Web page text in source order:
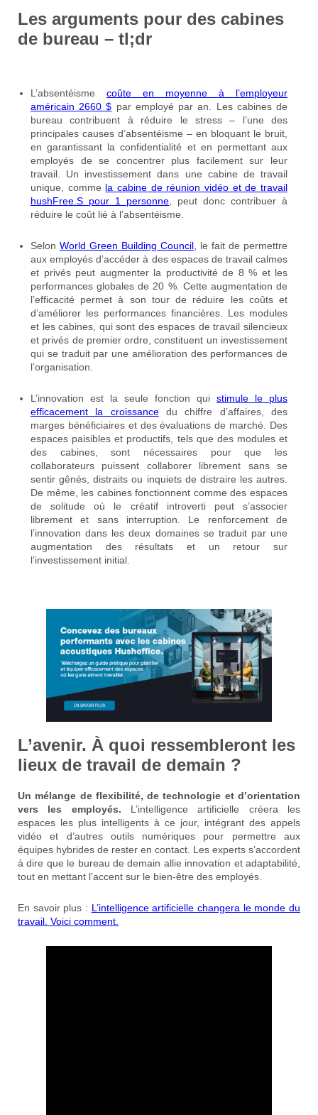
Les arguments pour des cabines
de bureau – tl;dr
L’absentéisme coûte en moyenne à l’employeur
américain 2660 $ par employé par an. Les cabines de
bureau contribuent à réduire le stress – l’une des
principales causes d’absentéisme – en bloquant le bruit,
en garantissant la confidentialité et en permettant aux
employés de se concentrer plus facilement sur leur
travail. Un investissement dans une cabine de travail
unique, comme la cabine de réunion vidéo et de travail
hushFree.S pour 1 personne , peut donc contribuer à
réduire le coût lié à l’absentéisme.
Selon World Green Building Council,
le fait de permettre
aux employés d’accéder à des espaces de travail calmes
et privés peut augmenter la productivité de 8 % et les
performances globales de 20 %. Cette augmentation de
l’efficacité permet à son tour de réduire les coûts et
d’améliorer les performances financières. Les modules
et les cabines, qui sont des espaces de travail silencieux
et privés de premier ordre, constituent un investissement
qui se traduit par une amélioration des performances de
l’organisation.
L’innovation est la seule fonction qui stimule le plus
efficacement la croissancedu chiffre d’affaires, des
marges bénéficiaires et des évaluations de marché. Des
espaces paisibles et productifs, tels que des modules et
des cabines, sont nécessaires pour que les
collaborateurs puissent collaborer librement sans se
sentir gênés, distraits ou inquiets de distraire les autres.
De même, les cabines fonctionnent comme des espaces
de solitude où le créatif introverti peut s’associer
librement et sans interruption. Le renforcement de
l’innovation dans les deux domaines se traduit par une
augmentation des résultats et un retour sur
l’investissement initial.
L’avenir. À quoi ressembleront les
lieux de travail de demain ?
Un mélange de flexibilité, de technologie et d’orientation
vers les employés. L’intelligence artificielle créera les
espaces les plus intelligents à ce jour, intégrant des appels
vidéo et d’autres outils numériques pour permettre aux
équipes hybrides de rester en contact. Les experts s’accordent
à dire que le bureau de demain allie innovation et adaptabilité,
tout en mettant l’accent sur le bien-être des employés.
En savoir plus : L’intelligence artificielle changera le monde du
travail. Voici comment.